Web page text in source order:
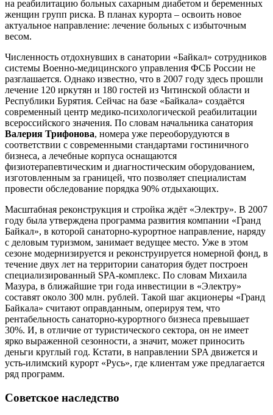
на реабилитацию больных сахарным диабетом и беременных
женщин групп риска. В планах курорта – освоить новое
актуальное направление: лечение больных с избыточным
весом.
Численность отдохнувших в санатории «Байкал» сотрудников
системы Военно-медицинского управления ФСБ России не
разглашается. Однако известно, что в 2007 году здесь прошли
лечение 120 иркутян и 180 гостей из Читинской области и
Республики Бурятия. Сейчас на базе «Байкала» создаётся
современный центр медико-психологической реабилитации
всероссийского значения. По словам начальника санатория
Валерия Трифонова, номера уже переоборудуются в
соответствии с современными стандартами гостиничного
бизнеса, а лечебные корпуса оснащаются
физиотерапевтическим и диагностическим оборудованием,
изготовленным за границей, что позволяет специалистам
провести обследование порядка 90% отдыхающих.
Масштабная реконструкция и стройка ждёт «Электру». В 2007
году была утверждена программа развития компании «Гранд
Байкал», в которой санаторно-курортное направление, наряду
с деловым туризмом, занимает ведущее место. Уже в этом
сезоне модернизируется и реконструируется номерной фонд, в
течение двух лет на территории санатория будет построен
специализированный SPA-комплекс. По словам Михаила
Мазура, в ближайшие три года инвестиции в «Электру»
составят около 300 млн. рублей. Такой шаг акционеры «Гранд
Байкала» считают оправданным, оперируя тем, что
рентабельность санаторно-курортного бизнеса превышает
30%. И, в отличие от туристического сектора, он не имеет
ярко выраженной сезонности, а значит, может приносить
деньги круглый год. Кстати, в направлении SPA движется и
усть-илимский курорт «Русь», где клиентам уже предлагается
ряд программ.
Советское наследство